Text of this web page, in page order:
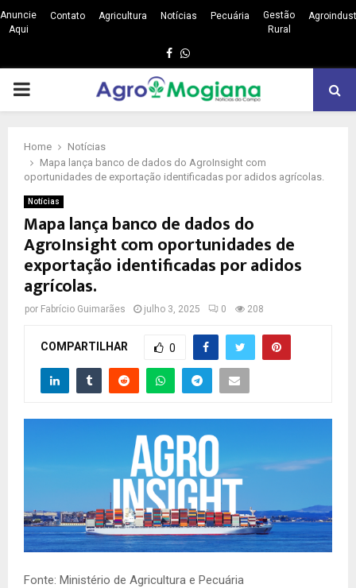
Anuncie
Aqui
Contato Agricultura Notícias Pecuária
Gestão
Rural
Facebook
Whatsapp
PRIMARY
Home
Notícias
Mapa lança banco de dados do AgroInsight com
oportunidades de exportação identificadas por adidos agrícolas.
Notícias
Mapa lança banco de dados do
AgroInsight com oportunidades de
exportação identificadas por adidos
agrícolas.
por Fabrício Guimarães julho 3, 2025 0 208
COMPARTILHAR 0
Fonte: Ministério de Agricultura e Pecuária